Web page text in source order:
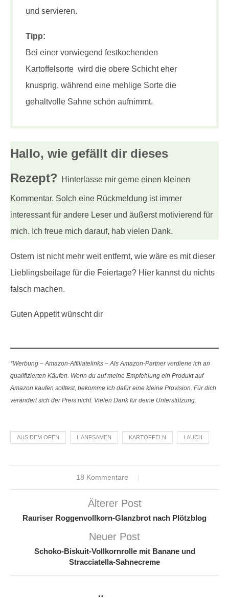
und servieren.
Tipp:
Bei einer vorwiegend festkochenden
Kartoffelsorte wird die obere Schicht eher
knusprig, während eine mehlige Sorte die
gehaltvolle Sahne schön aufnimmt.
Hallo, wie gefällt dir dieses
Rezept? Hinterlasse mir gerne einen kleinen
Kommentar. Solch eine Rückmeldung ist immer
interessant für andere Leser und äußerst motivierend für
mich. Ich freue mich darauf, hab vielen Dank.
Ostern ist nicht mehr weit entfernt, wie wäre es mit dieser
Lieblingsbeilage für die Feiertage? Hier kannst du nichts
falsch machen.
Guten Appetit wünscht dir
*Werbung – Amazon-Affiliatelinks – Als Amazon-Partner verdiene ich an
qualifizierten Käufen. Wenn du auf meine Empfehlung ein Produkt auf
Amazon kaufen solltest, bekomme ich dafür eine kleine Provision. Für dich
verändert sich der Preis nicht. Vielen Dank für deine Unterstützung.
AUS DEM OFEN HANFSAMEN KARTOFFELN LAUCH
18 Kommentare
Älterer Post
Rauriser Roggenvollkorn-Glanzbrot nach Plötzblog
Neuer Post
Schoko-Biskuit-Vollkornrolle mit Banane und
Stracciatella-Sahnecreme